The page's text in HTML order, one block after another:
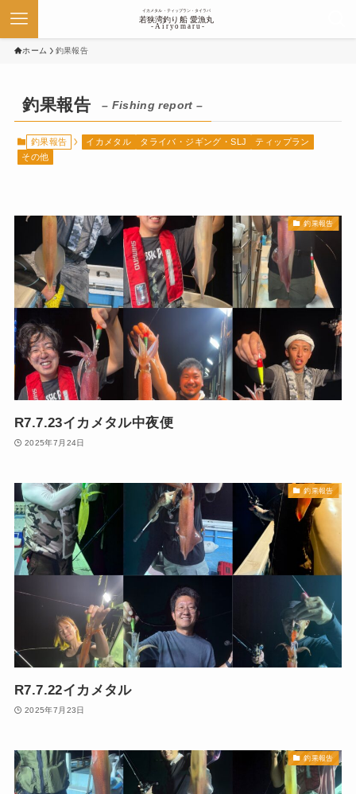
ホーム 釣果報告
釣果報告 – Fishing report –
釣果報告 イカメタル タライバ・ジギング・SLJ
ティップラン
その他
釣果報告
R7.7.23イカメタル中夜便
2025年7月24日
釣果報告
R7.7.22イカメタル
2025年7月23日
釣果報告